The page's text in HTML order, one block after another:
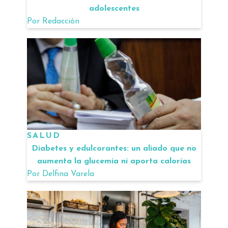
adolescentes
Por Redacción
SALUD
Diabetes y edulcorantes: un aliado que no
aumenta la glucemia ni aporta calorías
Por Delfina Varela